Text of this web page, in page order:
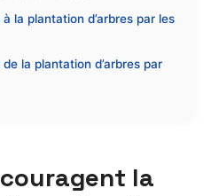
la plantation d’arbres par les
la plantation d’arbres par
la